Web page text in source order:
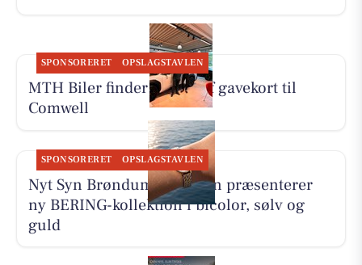
SPONSORERET OPSLAGSTAVLEN
MTH Biler finder vinder af gavekort til
Comwell
SPONSORERET OPSLAGSTAVLEN
Nyt Syn Brøndum Jeppesen præsenterer
ny BERING-kollektion i bicolor, sølv og
guld